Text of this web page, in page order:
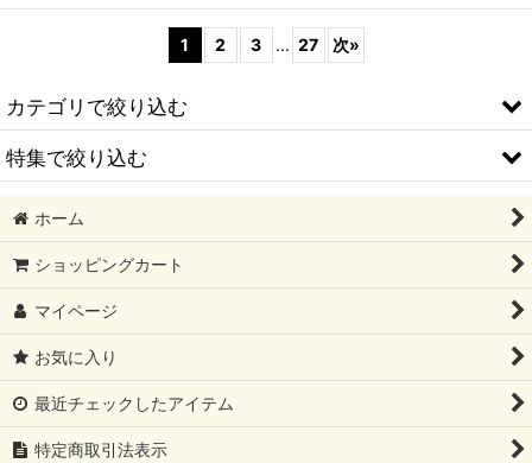
1 2 3 ... 27 次»
カテゴリで絞り込む
ORIGINAL GOODS
MUNCHIE FOODS
LOCAL
HIPHOP
DISCO
特集で絞り込む
2026/08 新譜
2026/07 新譜
2026/06 新譜
2026/04 新譜
ホーム
ショッピングカート
マイページ
お気に入り
最近チェックしたアイテム
特定商取引法表示